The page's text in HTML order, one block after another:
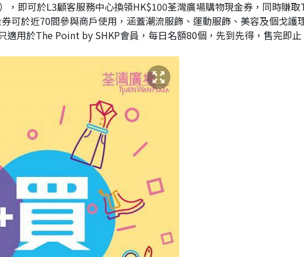
，即可於L3顧客服務中心換領HK$100荃灣廣場購物現金券，同時賺取
可於近70間參與商戶使用，涵蓋潮流服飾、運動服飾、美容及個戈護
適用於The Point by SHKP會員，每日名額80個，先到先得，售完即